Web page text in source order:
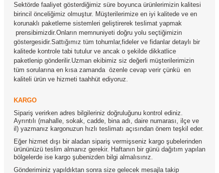
Sektörde faaliyet gösterdiğimiz süre boyunca ürünlerimizin kalitesi
birincil önceliğimiz olmuştur. Müşterilerimize en iyi kalitede ve en
korunaklı paketleme sistemleri geliştirerek teslimat yapmak
prensibimizdir.Onların memnuniyeti doğru yolu seçtiğimizin
göstergesidir.Sattığımız tüm tohumlar,fideler ve fidanlar detaylı bir
kalitede kontrole tabi tutulur ve ancak o şekilde dikkatlice
paketlenip gönderilir.Uzman ekibimiz siz değerli müşterilerimizin
tüm sorularına en kısa zamanda özenle cevap verir çünkü en
kaliteli ürün ve hizmeti taahhüt ediyoruz.
KARGO
Sipariş verirken adres bilgileriniz doğruluğunu kontrol ediniz.
Ayrıntılı (mahalle, sokak, cadde, bina adı, daire numarası, ilçe ve
il) yazmanız kargonuzun hızlı teslimatı açısından önem teşkil eder.
Eğer hizmet dışı bir aladan sipariş vermişseniz kargo şubelerinden
ürününüzü teslim almanız gerekir. Haftanın bir günü dağıtım yapılan
bölgelerde ise kargo şubenizden bilgi almalısınız.
Gönderiminiz yapıldıktan sonra size gelecek mesajla takip